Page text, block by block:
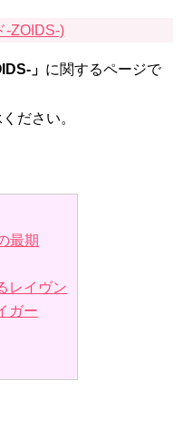
-ZOIDS-)
」 に関するページで
ださい。
最期
レイヴン
ガー